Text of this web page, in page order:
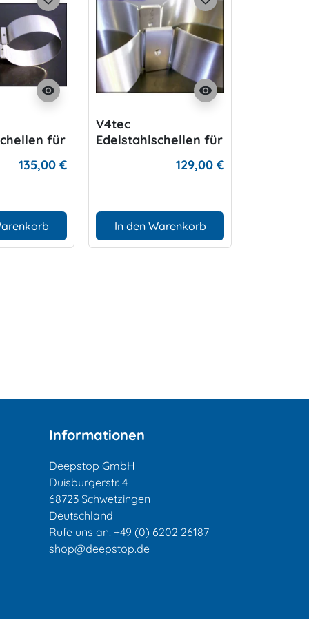
visibility
für
210 mm
135,00 €
visibility
V4tec
Edelstahlschellen für
129,00 €
In den Warenkorb
Informationen
Deepstop GmbH
Duisburgerstr. 4
68723 Schwetzingen
Deutschland
Rufe uns an: +49 (0) 6202 26187
shop@deepstop.de